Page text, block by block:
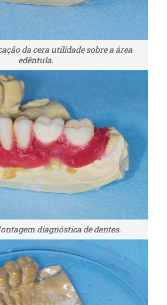
da cera utilidade sobre a área
edêntula.
diagnóstica de dentes.